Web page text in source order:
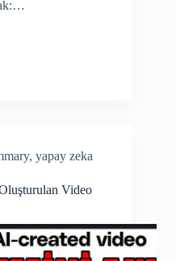
, yapay zeka
Video